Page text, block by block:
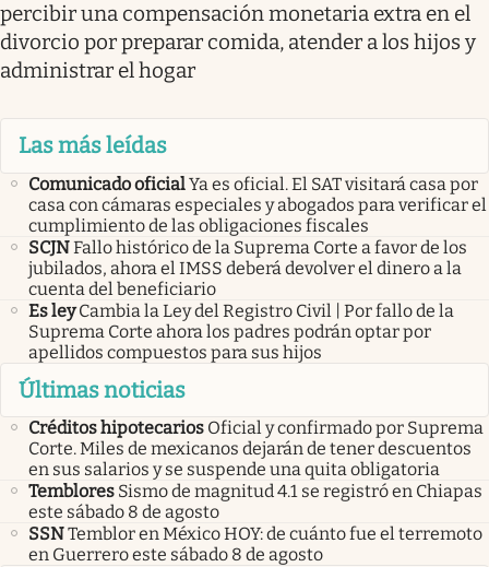
percibir una compensación monetaria extra en el
divorcio por preparar comida, atender a los hijos y
administrar el hogar
Las más leídas
Comunicado oficialYa es oficial. El SAT visitará casa por
casa con cámaras especiales y abogados para verificar el
cumplimiento de las obligaciones fiscales
SCJNFallo histórico de la Suprema Corte a favor de los
jubilados, ahora el IMSS deberá devolver el dinero a la
cuenta del beneficiario
Es ley Cambia la Ley del Registro Civil | Por fallo de la
Suprema Corte ahora los padres podrán optar por
apellidos compuestos para sus hijos
Últimas noticias
Créditos hipotecarios Oficial y confirmado por Suprema
Corte. Miles de mexicanos dejarán de tener descuentos
en sus salarios y se suspende una quita obligatoria
Temblores Sismo de magnitud 4.1 se registró en Chiapas
este sábado 8 de agosto
SSNTemblor en México HOY: de cuánto fue el terremoto
en Guerrero este sábado 8 de agosto